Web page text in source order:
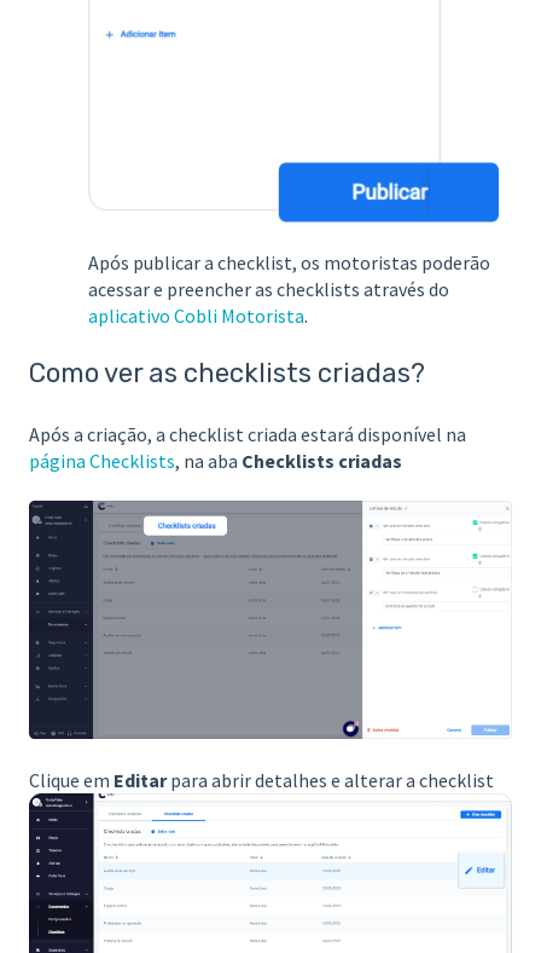
Após publicar a checklist, os motoristas poderão
acessar e preencher as checklists através do
aplicativo Cobli Motorista.
Como ver as checklists criadas?
Após a criação, a checklist criada estará disponível na
página Checklists, na aba Checklists criadas
Clique em Editarpara abrir detalhes e alterar a checklist